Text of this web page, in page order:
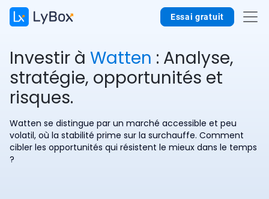
Essai gratuit
Investir à Watten : Analyse,
stratégie, opportunités et
risques.
Watten se distingue par un marché accessible et peu
volatil, où la stabilité prime sur la surchauffe. Comment
cibler les opportunités qui résistent le mieux dans le temps
?